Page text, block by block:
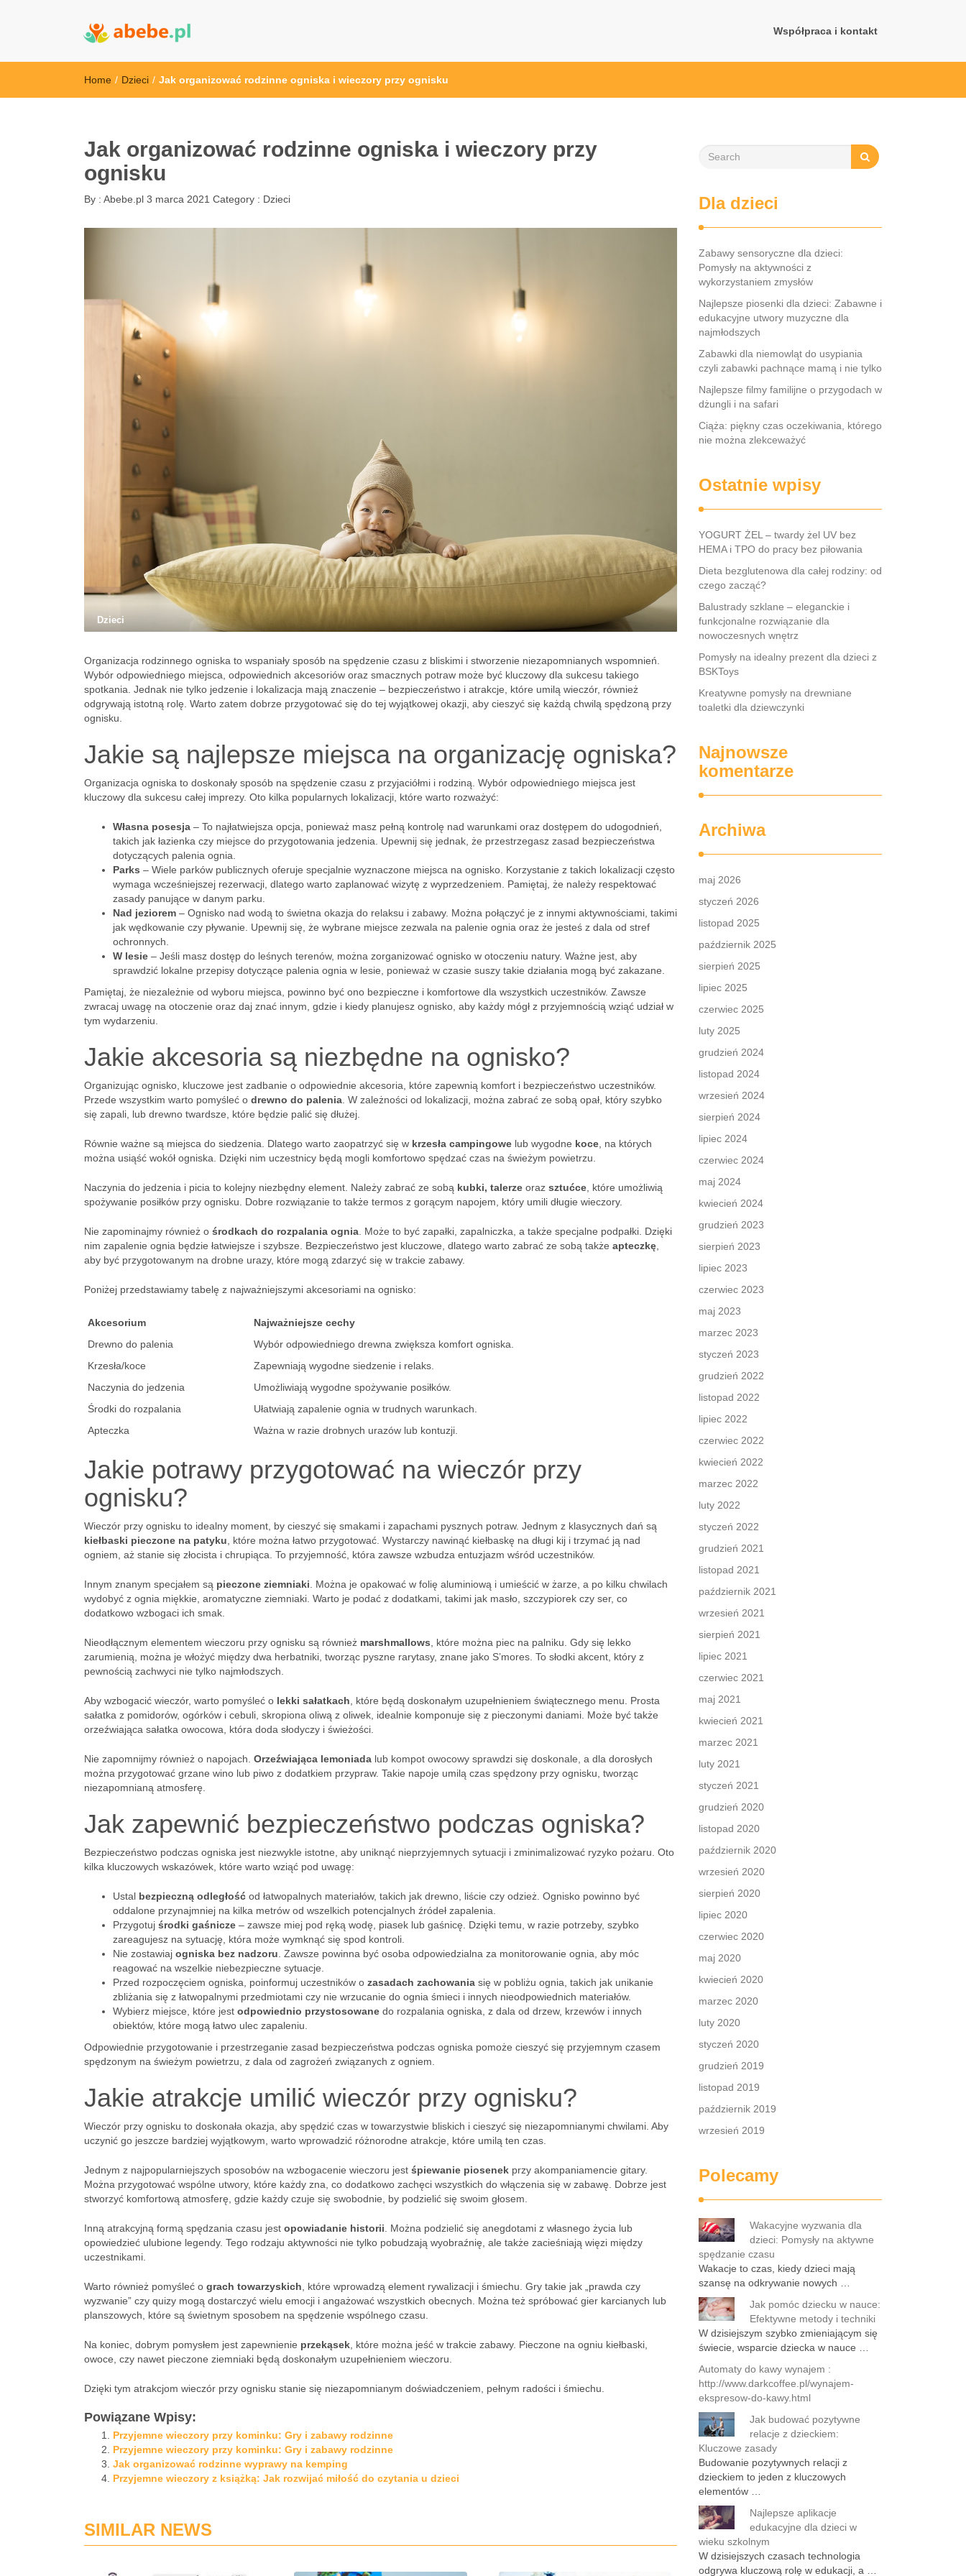
Wszystko dla dzieci - Polska
Współpraca i kontakt
Home / Dzieci / Jak organizować rodzinne ogniska i wieczory przy ognisku
Jak organizować rodzinne ogniska i wieczory przy
ognisku
By : Abebe.pl 3 marca 2021 Category : Dzieci
Dzieci
Organizacja rodzinnego ogniska to wspaniały sposób na spędzenie czasu z bliskimi i stworzenie niezapomnianych wspomnień.
Wybór odpowiedniego miejsca, odpowiednich akcesoriów oraz smacznych potraw może być kluczowy dla sukcesu takiego
spotkania. Jednak nie tylko jedzenie i lokalizacja mają znaczenie – bezpieczeństwo i atrakcje, które umilą wieczór, również
odgrywają istotną rolę. Warto zatem dobrze przygotować się do tej wyjątkowej okazji, aby cieszyć się każdą chwilą spędzoną przy
ognisku.
Jakie są najlepsze miejsca na organizację ogniska?
Organizacja ogniska to doskonały sposób na spędzenie czasu z przyjaciółmi i rodziną. Wybór odpowiedniego miejsca jest
kluczowy dla sukcesu całej imprezy. Oto kilka popularnych lokalizacji, które warto rozważyć:
Własna posesja – To najłatwiejsza opcja, ponieważ masz pełną kontrolę nad warunkami oraz dostępem do udogodnień,
takich jak łazienka czy miejsce do przygotowania jedzenia. Upewnij się jednak, że przestrzegasz zasad bezpieczeństwa
dotyczących palenia ognia.
Parks – Wiele parków publicznych oferuje specjalnie wyznaczone miejsca na ognisko. Korzystanie z takich lokalizacji często
wymaga wcześniejszej rezerwacji, dlatego warto zaplanować wizytę z wyprzedzeniem. Pamiętaj, że należy respektować
zasady panujące w danym parku.
Nad jeziorem – Ognisko nad wodą to świetna okazja do relaksu i zabawy. Można połączyć je z innymi aktywnościami, takimi
jak wędkowanie czy pływanie. Upewnij się, że wybrane miejsce zezwala na palenie ognia oraz że jesteś z dala od stref
ochronnych.
W lesie – Jeśli masz dostęp do leśnych terenów, można zorganizować ognisko w otoczeniu natury. Ważne jest, aby
sprawdzić lokalne przepisy dotyczące palenia ognia w lesie, ponieważ w czasie suszy takie działania mogą być zakazane.
Pamiętaj, że niezależnie od wyboru miejsca, powinno być ono bezpieczne i komfortowe dla wszystkich uczestników. Zawsze
zwracaj uwagę na otoczenie oraz daj znać innym, gdzie i kiedy planujesz ognisko, aby każdy mógł z przyjemnością wziąć udział w
tym wydarzeniu.
Jakie akcesoria są niezbędne na ognisko?
Organizując ognisko, kluczowe jest zadbanie o odpowiednie akcesoria, które zapewnią komfort i bezpieczeństwo uczestników.
Przede wszystkim warto pomyśleć o drewno do palenia . W zależności od lokalizacji, można zabrać ze sobą opał, który szybko
się zapali, lub drewno twardsze, które będzie palić się dłużej.
Równie ważne są miejsca do siedzenia. Dlatego warto zaopatrzyć się w krzesła campingowe lub wygodne koce , na których
można usiąść wokół ogniska. Dzięki nim uczestnicy będą mogli komfortowo spędzać czas na świeżym powietrzu.
Naczynia do jedzenia i picia to kolejny niezbędny element. Należy zabrać ze sobą kubki, talerze oraz sztućce , które umożliwią
spożywanie posiłków przy ognisku. Dobre rozwiązanie to także termos z gorącym napojem, który umili długie wieczory.
Nie zapominajmy również o środkach do rozpalania ognia . Może to być zapałki, zapalniczka, a także specjalne podpałki. Dzięki
nim zapalenie ognia będzie łatwiejsze i szybsze. Bezpieczeństwo jest kluczowe, dlatego warto zabrać ze sobą także apteczkę
aby być przygotowanym na drobne urazy, które mogą zdarzyć się w trakcie zabawy.
Poniżej przedstawiamy tabelę z najważniejszymi akcesoriami na ognisko:
Akcesorium
Najważniejsze cechy
Drewno do palenia
Wybór odpowiedniego drewna zwiększa komfort ogniska.
Krzesła/koce
Zapewniają wygodne siedzenie i relaks.
Naczynia do jedzenia
Umożliwiają wygodne spożywanie posiłków.
Środki do rozpalania
Ułatwiają zapalenie ognia w trudnych warunkach.
Apteczka
Ważna w razie drobnych urazów lub kontuzji.
Jakie potrawy przygotować na wieczór przy
ognisku?
Wieczór przy ognisku to idealny moment, by cieszyć się smakami i zapachami pysznych potraw. Jednym z klasycznych dań są
kiełbaski pieczone na patyku , które można łatwo przygotować. Wystarczy nawinąć kiełbaskę na długi kij i trzymać ją nad
ogniem, aż stanie się złocista i chrupiąca. To przyjemność, która zawsze wzbudza entuzjazm wśród uczestników.
Innym znanym specjałem są pieczone ziemniaki . Można je opakować w folię aluminiową i umieścić w żarze, a po kilku chwilach
wydobyć z ognia miękkie, aromatyczne ziemniaki. Warto je podać z dodatkami, takimi jak masło, szczypiorek czy ser, co
dodatkowo wzbogaci ich smak.
Nieodłącznym elementem wieczoru przy ognisku są również marshmallows , które można piec na palniku. Gdy się lekko
zarumienią, można je włożyć między dwa herbatniki, tworząc pyszne rarytasy, znane jako S’mores. To słodki akcent, który z
pewnością zachwyci nie tylko najmłodszych.
Aby wzbogacić wieczór, warto pomyśleć o lekki sałatkach , które będą doskonałym uzupełnieniem świątecznego menu. Prosta
sałatka z pomidorów, ogórków i cebuli, skropiona oliwą z oliwek, idealnie komponuje się z pieczonymi daniami. Może być także
orzeźwiająca sałatka owocowa, która doda słodyczy i świeżości.
Nie zapomnijmy również o napojach. Orzeźwiająca lemoniada lub kompot owocowy sprawdzi się doskonale, a dla dorosłych
można przygotować grzane wino lub piwo z dodatkiem przypraw. Takie napoje umilą czas spędzony przy ognisku, tworząc
niezapomnianą atmosferę.
Jak zapewnić bezpieczeństwo podczas ogniska?
Bezpieczeństwo podczas ogniska jest niezwykle istotne, aby uniknąć nieprzyjemnych sytuacji i zminimalizować ryzyko pożaru. Oto
kilka kluczowych wskazówek, które warto wziąć pod uwagę:
Ustal bezpieczną odległość od łatwopalnych materiałów, takich jak drewno, liście czy odzież. Ognisko powinno być
oddalone przynajmniej na kilka metrów od wszelkich potencjalnych źródeł zapalenia.
Przygotuj środki gaśnicze – zawsze miej pod ręką wodę, piasek lub gaśnicę. Dzięki temu, w razie potrzeby, szybko
zareagujesz na sytuację, która może wymknąć się spod kontroli.
Nie zostawiaj ogniska bez nadzoru . Zawsze powinna być osoba odpowiedzialna za monitorowanie ognia, aby móc
reagować na wszelkie niebezpieczne sytuacje.
Przed rozpoczęciem ogniska, poinformuj uczestników o zasadach zachowania się w pobliżu ognia, takich jak unikanie
zbliżania się z łatwopalnymi przedmiotami czy nie wrzucanie do ognia śmieci i innych nieodpowiednich materiałów.
Wybierz miejsce, które jest odpowiednio przystosowane do rozpalania ogniska, z dala od drzew, krzewów i innych
obiektów, które mogą łatwo ulec zapaleniu.
Odpowiednie przygotowanie i przestrzeganie zasad bezpieczeństwa podczas ogniska pomoże cieszyć się przyjemnym czasem
spędzonym na świeżym powietrzu, z dala od zagrożeń związanych z ogniem.
Jakie atrakcje umilić wieczór przy ognisku?
Wieczór przy ognisku to doskonała okazja, aby spędzić czas w towarzystwie bliskich i cieszyć się niezapomnianymi chwilami. Aby
uczynić go jeszcze bardziej wyjątkowym, warto wprowadzić różnorodne atrakcje, które umilą ten czas.
Jednym z najpopularniejszych sposobów na wzbogacenie wieczoru jest śpiewanie piosenek przy akompaniamencie gitary.
Można przygotować wspólne utwory, które każdy zna, co dodatkowo zachęci wszystkich do włączenia się w zabawę. Dobrze jest
stworzyć komfortową atmosferę, gdzie każdy czuje się swobodnie, by podzielić się swoim głosem.
Inną atrakcyjną formą spędzania czasu jest opowiadanie historii . Można podzielić się anegdotami z własnego życia lub
opowiedzieć ulubione legendy. Tego rodzaju aktywności nie tylko pobudzają wyobraźnię, ale także zacieśniają więzi między
uczestnikami.
Warto również pomyśleć o grach towarzyskich , które wprowadzą element rywalizacji i śmiechu. Gry takie jak „prawda czy
wyzwanie” czy quizy mogą dostarczyć wielu emocji i angażować wszystkich obecnych. Można też spróbować gier karcianych lub
planszowych, które są świetnym sposobem na spędzenie wspólnego czasu.
Na koniec, dobrym pomysłem jest zapewnienie przekąsek , które można jeść w trakcie zabawy. Pieczone na ogniu kiełbaski,
owoce, czy nawet pieczone ziemniaki będą doskonałym uzupełnieniem wieczoru.
Dzięki tym atrakcjom wieczór przy ognisku stanie się niezapomnianym doświadczeniem, pełnym radości i śmiechu.
Powiązane Wpisy:
Przyjemne wieczory przy kominku: Gry i zabawy rodzinne
Przyjemne wieczory przy kominku: Gry i zabawy rodzinne
Jak organizować rodzinne wyprawy na kemping
Przyjemne wieczory z książką: Jak rozwijać miłość do czytania u dzieci
SIMILAR NEWS
Dla dzieci
Zabawy sensoryczne dla dzieci:
Pomysły na aktywności z
wykorzystaniem zmysłów
Najlepsze piosenki dla dzieci: Zabawne i
edukacyjne utwory muzyczne dla
najmłodszych
Zabawki dla niemowląt do usypiania
czyli zabawki pachnące mamą i nie tylko
Najlepsze filmy familijne o przygodach w
dżungli i na safari
Ciąża: piękny czas oczekiwania, którego
nie można zlekceważyć
Ostatnie wpisy
YOGURT ŻEL – twardy żel UV bez
HEMA i TPO do pracy bez piłowania
Dieta bezglutenowa dla całej rodziny: od
czego zacząć?
Balustrady szklane – eleganckie i
funkcjonalne rozwiązanie dla
nowoczesnych wnętrz
Pomysły na idealny prezent dla dzieci z
BSKToys
Kreatywne pomysły na drewniane
toaletki dla dziewczynki
Najnowsze
komentarze
Archiwa
maj 2026
styczeń 2026
listopad 2025
październik 2025
sierpień 2025
lipiec 2025
czerwiec 2025
luty 2025
grudzień 2024
listopad 2024
wrzesień 2024
sierpień 2024
lipiec 2024
czerwiec 2024
maj 2024
kwiecień 2024
grudzień 2023
sierpień 2023
lipiec 2023
czerwiec 2023
maj 2023
marzec 2023
styczeń 2023
grudzień 2022
listopad 2022
lipiec 2022
czerwiec 2022
kwiecień 2022
marzec 2022
luty 2022
styczeń 2022
grudzień 2021
listopad 2021
październik 2021
wrzesień 2021
sierpień 2021
lipiec 2021
czerwiec 2021
maj 2021
kwiecień 2021
marzec 2021
luty 2021
styczeń 2021
grudzień 2020
listopad 2020
październik 2020
wrzesień 2020
sierpień 2020
lipiec 2020
czerwiec 2020
maj 2020
kwiecień 2020
marzec 2020
luty 2020
styczeń 2020
grudzień 2019
listopad 2019
październik 2019
wrzesień 2019
Polecamy
Wakacyjne wyzwania dla
dzieci: Pomysły na aktywne
spędzanie czasu
Wakacje to czas, kiedy dzieci mają
szansę na odkrywanie nowych …
Jak pomóc dziecku w nauce:
Efektywne metody i techniki
W dzisiejszym szybko zmieniającym się
świecie, wsparcie dziecka w nauce …
Automaty do kawy wynajem :
http://www.darkcoffee.pl/wynajem-
ekspresow-do-kawy.html
Jak budować pozytywne
relacje z dzieckiem:
Kluczowe zasady
Budowanie pozytywnych relacji z
dzieckiem to jeden z kluczowych
elementów …
Najlepsze aplikacje
edukacyjne dla dzieci w
wieku szkolnym
W dzisiejszych czasach technologia
odgrywa kluczową rolę w edukacji, a …